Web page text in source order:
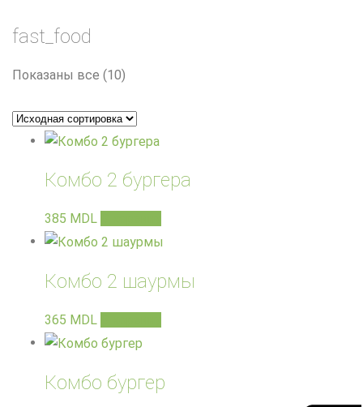
fast_food
Показаны все (10)
Комбо 2 бургера
385 MDL
Комбо 2 шаурмы
365 MDL
Комбо бургер